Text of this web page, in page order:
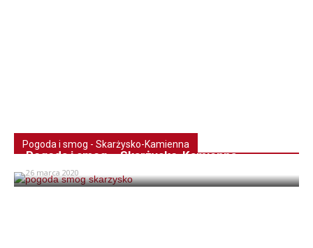
Pogoda i smog - Skarżysko-Kamienna
Pogoda i smog – Skarżysko-Kamienna
26 marca 2020